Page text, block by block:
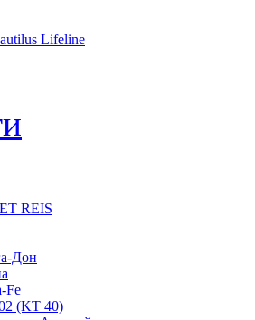
Lifeline
REIS
Дон
Fe
(KT 40)